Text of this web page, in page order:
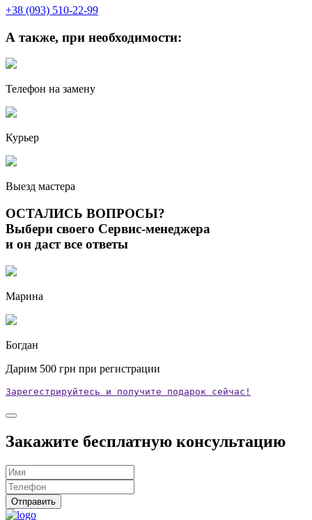
+38 (093) 510-22-99
А также, при необходимости:
Телефон на замену
Курьер
Выезд мастера
ОСТАЛИСЬ ВОПРОСЫ?
Выбери своего Сервис-менеджера
и он даст все ответы
Марина
Богдан
Дарим 500 грн при регистрации
Зарегестрируйтесь и получите подарок сейчас!
Закажите бесплатную консультацию